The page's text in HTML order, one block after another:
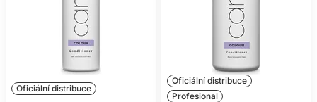
Oficiální distribuce
Oficiální distribuce
Profesional